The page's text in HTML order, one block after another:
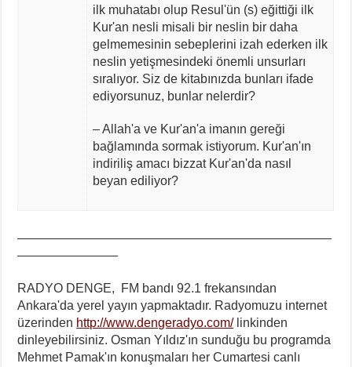
ilk muhatabı olup Resul'ün (s) eğittiği ilk
Kur'an nesli misali bir neslin bir daha
gelmemesinin sebeplerini izah ederken ilk
neslin yetişmesindeki önemli unsurları
sıralıyor. Siz de kitabınızda bunları ifade
ediyorsunuz, bunlar nelerdir?
– Allah'a ve Kur'an'a imanın gereği
bağlamında sormak istiyorum. Kur'an'ın
indiriliş amacı bizzat Kur'an'da nasıl
beyan ediliyor?
—————————————————————————
————————
RADYO DENGE, FM bandı 92.1 frekansından
Ankara'da yerel yayın yapmaktadır. Radyomuzu internet
üzerinden http://www.dengeradyo.com/linkinden
dinleyebilirsiniz. Osman Yıldız'ın sunduğu bu programda
Mehmet Pamak'ın konuşmaları her Cumartesi canlı